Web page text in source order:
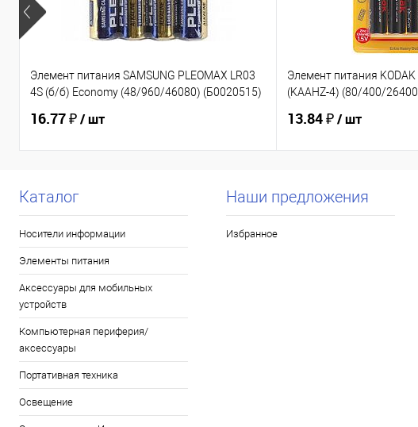
Элемент питания SAMSUNG PLEOMAX LR03
4S (б/б) Economy (48/960/46080) (Б0020515)
16.77 ₽/ шт
Элемент питания
(KAAHZ-4) (80/400/
13.84 ₽/ шт
Каталог
Носители информации
Элементы питания
Аксессуары для мобильных
устройств
Компьютерная периферия/
аксессуары
Портативная техника
Освещение
Наши предложения
Избранное